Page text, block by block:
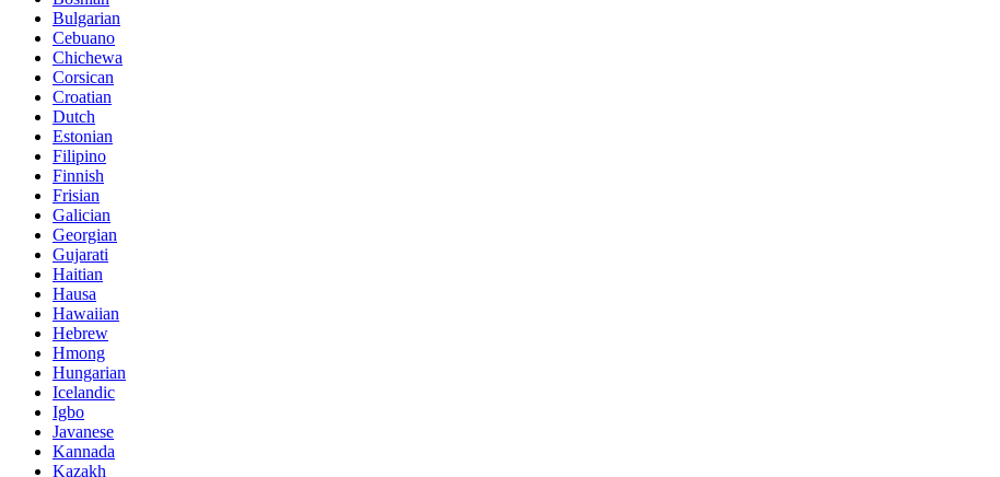
Bulgarian
Cebuano
Chichewa
Corsican
Croatian
Dutch
Estonian
Filipino
Finnish
Frisian
Galician
Georgian
Gujarati
Haitian
Hausa
Hawaiian
Hebrew
Hmong
Hungarian
Icelandic
Igbo
Javanese
Kannada
Kazakh